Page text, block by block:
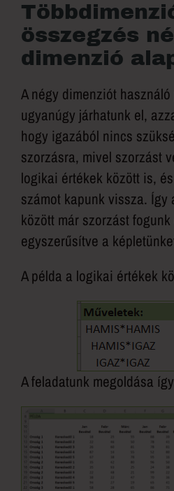
összegzés
dimenzió
A négy dimenziót
ugyanúgy járhatunk el,
hogy igazából nincs
szorzásra, mivel szorzást
logikai értékek között is,
számot kapunk vissza.
között már szorzást
egyszerűsítve a
A példa a logikai értékek
A feladatunk megoldása